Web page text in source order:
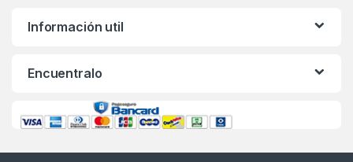
Información util
Encuentralo